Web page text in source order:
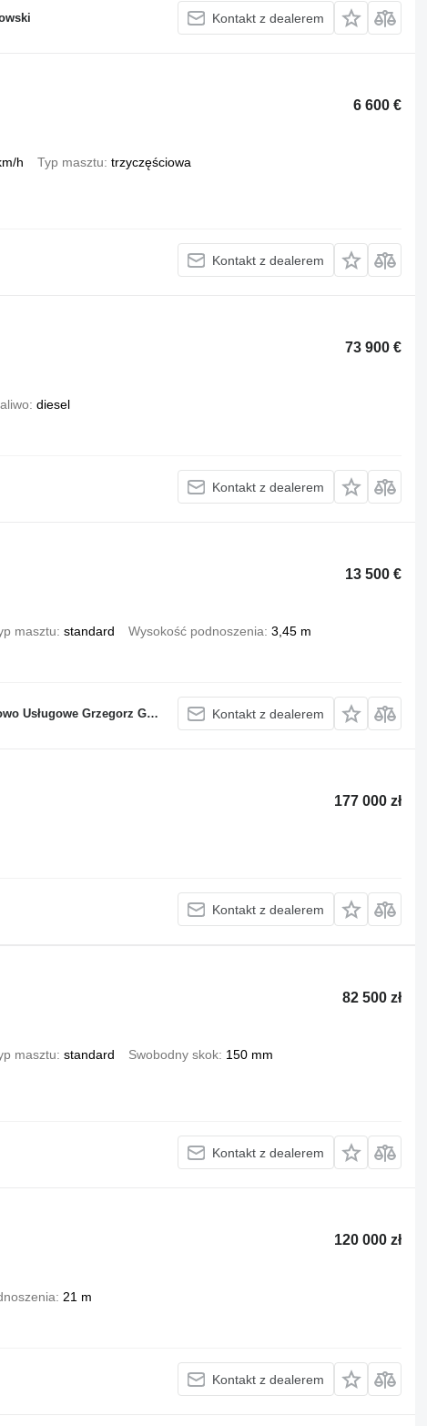
Kontakt z dealerem
6 600 €
h Typ masztu trzyczęściowa
Kontakt z dealerem
73 900 €
diesel
Kontakt z dealerem
13 500 €
masztu standard Wysokość podnoszenia 3,45 m
Grzegorz Glapa Kontakt z dealerem
177 000 zł
Kontakt z dealerem
82 500 zł
masztu standard Swobodny skok 150 mm
Kontakt z dealerem
120 000 zł
21 m
Kontakt z dealerem